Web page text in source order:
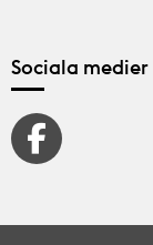
Sociala medier